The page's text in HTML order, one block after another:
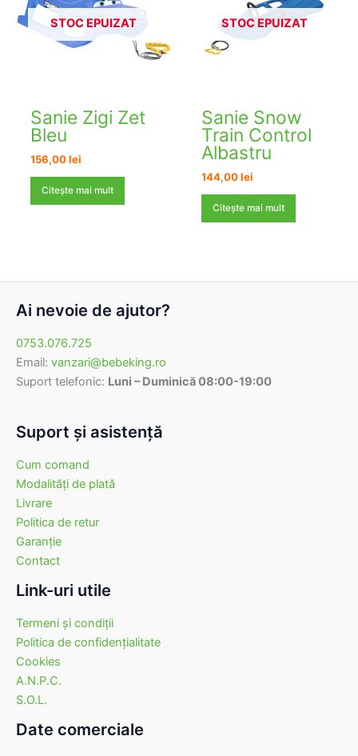
STOC EPUIZAT
Sanie Zigi Zet
Bleu
156,00lei
Citește mai mult
STOC EPUIZAT
Sanie Snow
Train Control
Albastru
144,00lei
Citește mai mult
Ai nevoie de ajutor?
0753.076.725
Email: vanzari@bebeking.ro
Suport telefonic: Luni – Duminică 08:00-19:00
Suport şi asistenţă
Cum comand
Modalităţi de plată
Livrare
Politica de retur
Garanţie
Contact
Link-uri utile
Termeni şi condiţii
Politica de confidenţialitate
Cookies
A.N.P.C.
S.O.L.
Date comerciale